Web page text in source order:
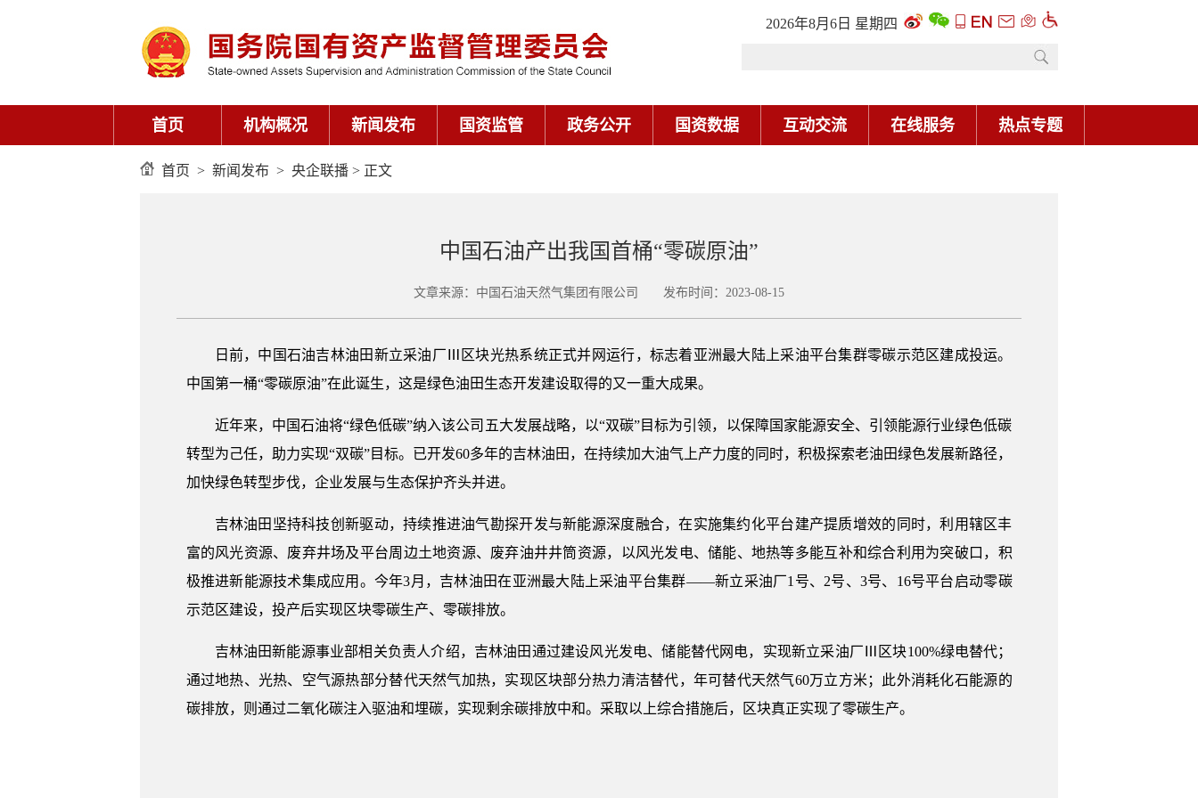
2026年8月6日 星期四
首页 机构概况 新闻发布 国资监管 政务公开 国资数据 互动交流 在线服务 热点专题
首页 > 新闻发布 > 央企联播 > 正文
中国石油产出我国首桶“零碳原油”
文章来源：中国石油天然气集团有限公司 发布时间：2023-08-15
日前，中国石油吉林油田新立采油厂Ⅲ区块光热系统正式并网运行，标志着亚洲最大陆上采油平台集群零碳示范区建成投运。
中国第一桶“零碳原油”在此诞生，这是绿色油田生态开发建设取得的又一重大成果。
近年来，中国石油将“绿色低碳”纳入该公司五大发展战略，以“双碳”目标为引领，以保障国家能源安全、引领能源行业绿色低碳
转型为己任，助力实现“双碳”目标。已开发60多年的吉林油田，在持续加大油气上产力度的同时，积极探索老油田绿色发展新路径，
加快绿色转型步伐，企业发展与生态保护齐头并进。
吉林油田坚持科技创新驱动，持续推进油气勘探开发与新能源深度融合，在实施集约化平台建产提质增效的同时，利用辖区丰
富的风光资源、废弃井场及平台周边土地资源、废弃油井井筒资源，以风光发电、储能、地热等多能互补和综合利用为突破口，积
极推进新能源技术集成应用。今年3月，吉林油田在亚洲最大陆上采油平台集群——新立采油厂1号、2号、3号、16号平台启动零碳
示范区建设，投产后实现区块零碳生产、零碳排放。
吉林油田新能源事业部相关负责人介绍，吉林油田通过建设风光发电、储能替代网电，实现新立采油厂Ⅲ区块100%绿电替代；
通过地热、光热、空气源热部分替代天然气加热，实现区块部分热力清洁替代，年可替代天然气60万立方米；此外消耗化石能源的
碳排放，则通过二氧化碳注入驱油和埋碳，实现剩余碳排放中和。采取以上综合措施后，区块真正实现了零碳生产。